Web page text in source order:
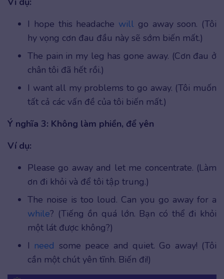
I hope this headache will go away soon. (Tôi
hy vọng cơn đau đầu này sẽ sớm biến mất.)
The pain in my leg has gone away. (Cơn đau ở
chân tôi đã hết rồi.)
I want all my problems to go away. (Tôi muốn
tất cả các vấn đề của tôi biến mất.)
Ý nghĩa 3: Không làm phiền, để yên
Ví dụ:
Please go away and let me concentrate. (Làm
ơn đi khỏi và để tôi tập trung.)
The noise is too loud. Can you go away for a
while? (Tiếng ồn quá lớn. Bạn có thể đi khỏi
một lát được không?)
I need some peace and quiet. Go away! (Tôi
cần một chút yên tĩnh. Biến đi!)